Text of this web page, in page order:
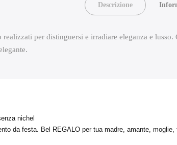
Descrizione
per distinguersi e irradiare eleganza e
nichel
da festa. Bel REGALO per tua madre, amante,